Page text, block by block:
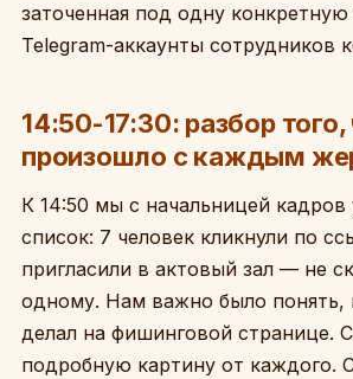
заточенная под одну конкретную
Telegram-аккаунты сотрудников
14:50-17:30: разбор того,
произошло с каждым
К 14:50 мы с начальницей кадров
список: 7 человек кликнули по
пригласили в актовый зал — не
одному. Нам важно было понять,
делал на фишинговой странице.
подробную картину от каждого.